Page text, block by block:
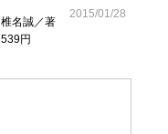
椎名誠／著
539円
2015/01/28